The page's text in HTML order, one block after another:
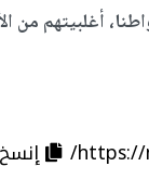
https://